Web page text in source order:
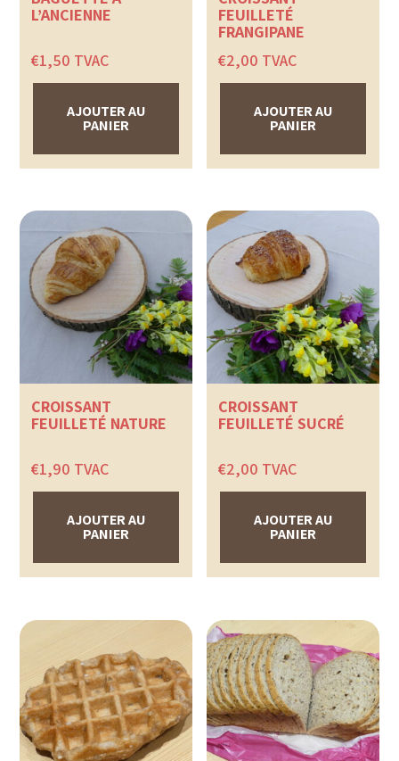
L’ANCIENNE
€1,50 TVAC
AJOUTER AU
PANIER
FEUILLETÉ
FRANGIPANE
€2,00 TVAC
AJOUTER AU
PANIER
CROISSANT
FEUILLETÉ NATURE
€1,90 TVAC
AJOUTER AU
PANIER
CROISSANT
FEUILLETÉ SUCRÉ
€2,00 TVAC
AJOUTER AU
PANIER